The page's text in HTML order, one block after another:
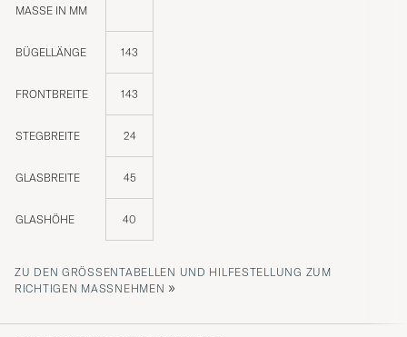
MASSE IN MM
BÜGELLÄNGE 143
FRONTBREITE 143
STEGBREITE 24
GLASBREITE 45
GLASHÖHE 40
ZU DEN GRÖSSENTABELLEN UND HILFESTELLUNG ZUM R
ICHTIGEN MASSNEHMEN
»